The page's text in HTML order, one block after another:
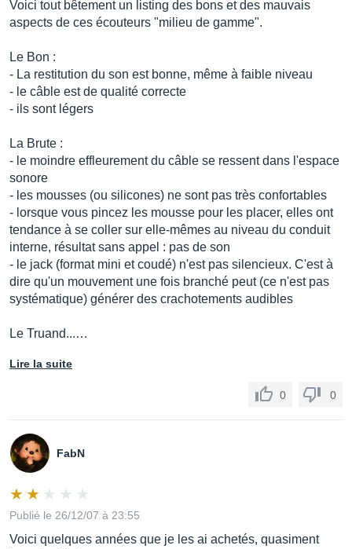
Voici tout bêtement un listing des bons et des mauvais
aspects de ces écouteurs "milieu de gamme".
Le Bon :
- La restitution du son est bonne, même à faible niveau
- le câble est de qualité correcte
- ils sont légers
La Brute :
- le moindre effleurement du câble se ressent dans l'espace
sonore
- les mousses (ou silicones) ne sont pas très confortables
- lorsque vous pincez les mousse pour les placer, elles ont
tendance à se coller sur elle-mêmes au niveau du conduit
interne, résultat sans appel : pas de son
- le jack (format mini et coudé) n'est pas silencieux. C'est à
dire qu'un mouvement une fois branché peut (ce n'est pas
systématique) générer des crachotements audibles
Le Truand...…
Lire la suite
0 0
FabN
Publié le 26/12/07 à 23:55
Voici quelques années que je les ai achetés, quasiment